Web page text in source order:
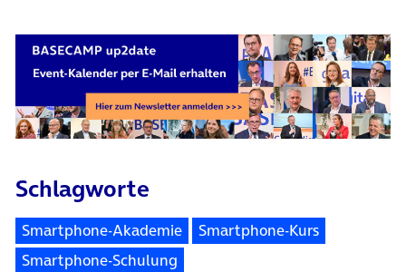
Schlagworte
Smartphone-Akademie
Smartphone-Kurs
Smartphone-Schulung